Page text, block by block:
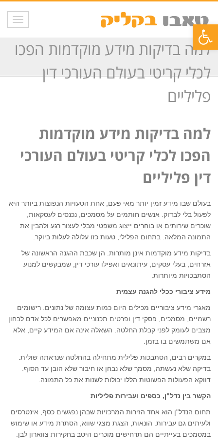
פתח סרגל נגישות
למה בדיקות מידע מוקדמות הפכו
לכלי קריטי בעולם העורכי דין
פליליים
למה בדיקות מידע מוקדמות
הפכו לכלי קריטי בעולם העורכי
דין פליליים
בעולם שבו מידע זמין יותר מאי פעם, אחת הטעויות הנפוצות ביותר היא
לפעול בלי לבדוק. אנשים חותמים על מסמכים, נכנסים לעסקאות,
שוכרים שירותים או בוחרים ייצוג משפטי מבלי לעצור רגע ולהבין את
התמונה המלאה. בתחום הפלילי, טעות כזו עלולה לעלות ביוקר.
בדיקות מידע מוקדמות אינן מותרות. הן שכבת ההגנה הראשונה של
אזרחים, בעלי עסקים, עיתונאים ואפילו עורכי דין, שמבקשים למנוע
הסתבכויות מיותרות.
מידע ציבורי ככלי להגנה עצמית
מאגרי מידע ציבוריים מכילים היום כמות עצומה של נתונים. רישומים
רשמיים, מסמכים, פסקי דין ופרטים תכנוניים מאפשרים לכל אדם לבחון
מצבים לעומק לפני קבלת החלטה. השאלה אינה אם המידע קיים, אלא
אם משתמשים בו בזמן.
במקרים רבים, הסתבכות פלילית מתחילה בהחלטה שנראתה שולית.
בדיקה שלא נעשתה, מסמך שלא נבחן או חיבור שלא הובן עד הסוף.
דווקא הפעולות הפשוטות הללו יכולות לשנות את כל התמונה.
הקשר בין נדל"ן, כספים ועבירות פליליות
תחום הנדל"ן הוא אחד הזירות המרכזיות שבהן נפגשים כסף, אינטרסים
ולעיתים גם עבירות. הונאות, הצגת מצגי שווא, הסתרת מידע או שימוש
במסמכים בעייתיים הם תרחישים מוכרים היטב בחקירות צווארון לבן.